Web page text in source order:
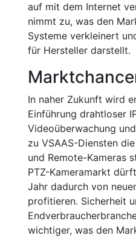
auf mit dem Internet
nimmt zu, was den
Systeme verkleinert
für Hersteller darstellt.
In naher Zukunft wird
Einführung drahtloser
Videoüberwachung
zu VSAAS-Diensten
und Remote-Kameras
PTZ-Kameramarkt
Jahr dadurch von
profitieren. Sicherheit
wichtiger, was den